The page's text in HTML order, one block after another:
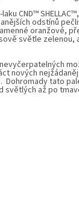
CND™
odstínů
oranžové,
světle zelenou,
nových
tato
až po